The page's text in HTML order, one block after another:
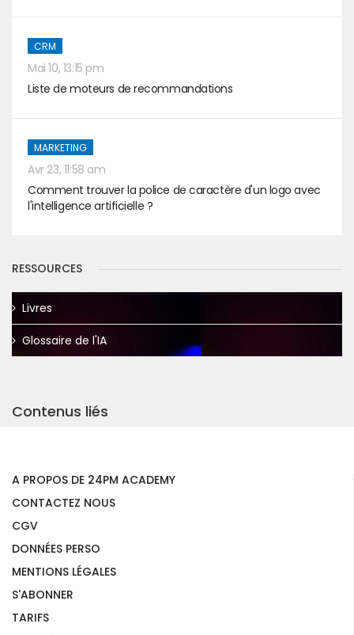
CRM
Mai 10, 13:15 pm
Liste de moteurs de recommandations
MARKETING
Avr 23, 11:58 am
Comment trouver la police de caractère d'un logo avec
l'intelligence artificielle ?
RESSOURCES
Livres
Glossaire de l'IA
Contenus liés
A PROPOS DE 24PM ACADEMY
CONTACTEZ NOUS
CGV
DONNÉES PERSO
MENTIONS LÉGALES
S'ABONNER
TARIFS